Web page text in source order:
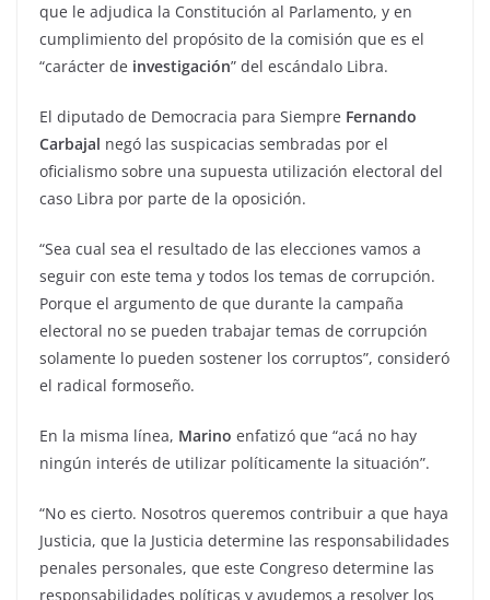
que le adjudica la Constitución al Parlamento, y en
cumplimiento del propósito de la comisión que es el
“carácter de investigación” del escándalo Libra.
El diputado de Democracia para Siempre Fernando
Carbajal negó las suspicacias sembradas por el
oficialismo sobre una supuesta utilización electoral del
caso Libra por parte de la oposición.
“Sea cual sea el resultado de las elecciones vamos a
seguir con este tema y todos los temas de corrupción.
Porque el argumento de que durante la campaña
electoral no se pueden trabajar temas de corrupción
solamente lo pueden sostener los corruptos”, consideró
el radical formoseño.
En la misma línea, Marino enfatizó que “acá no hay
ningún interés de utilizar políticamente la situación”.
“No es cierto. Nosotros queremos contribuir a que haya
Justicia, que la Justicia determine las responsabilidades
penales personales, que este Congreso determine las
responsabilidades políticas y ayudemos a resolver los